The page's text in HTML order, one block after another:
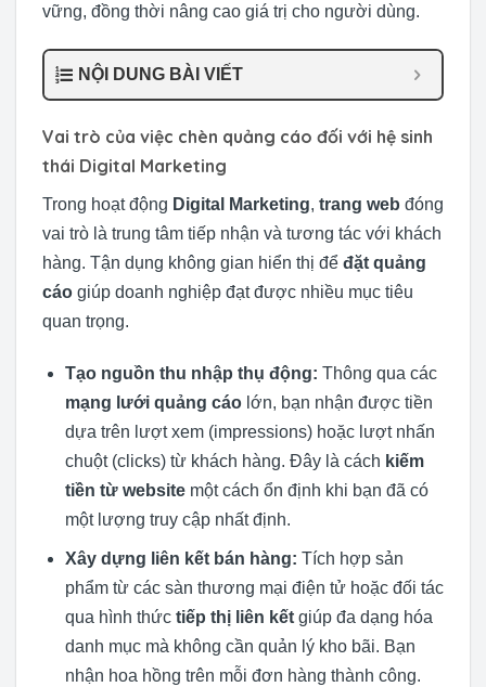
vững, đồng thời nâng cao giá trị cho người dùng.
NỘI DUNG BÀI VIẾT
Vai trò của việc chèn quảng cáo đối với hệ sinh
thái Digital Marketing
Trong hoạt động Digital Marketing, trang web đóng
vai trò là trung tâm tiếp nhận và tương tác với khách
hàng. Tận dụng không gian hiển thị để đặt quảng
cáo giúp doanh nghiệp đạt được nhiều mục tiêu
quan trọng.
Tạo nguồn thu nhập thụ động: Thông qua các
mạng lưới quảng cáolớn, bạn nhận được tiền
dựa trên lượt xem (impressions) hoặc lượt nhấn
chuột (clicks) từ khách hàng. Đây là cách kiếm
tiền từ websitemột cách ổn định khi bạn đã có
một lượng truy cập nhất định.
Xây dựng liên kết bán hàng: Tích hợp sản
phẩm từ các sàn thương mại điện tử hoặc đối tác
qua hình thức tiếp thị liên kếtgiúp đa dạng hóa
danh mục mà không cần quản lý kho bãi. Bạn
nhận hoa hồng trên mỗi đơn hàng thành công.